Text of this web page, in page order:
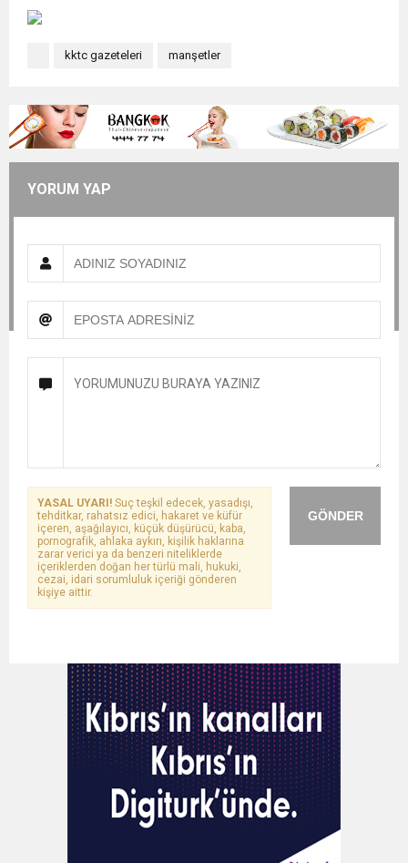
kktc gazeteleri manşetler
YORUM YAP
GÖNDER
YASAL UYARI! Suç teşkil edecek, yasadışı,
tehditkar, rahatsız edici, hakaret ve küfür
içeren, aşağılayıcı, küçük düşürücü, kaba,
pornografik, ahlaka aykırı, kişilik haklarına
zarar verici ya da benzeri niteliklerde
içeriklerden doğan her türlü mali, hukuki,
cezai, idari sorumluluk içeriği gönderen
kişiye aittir.